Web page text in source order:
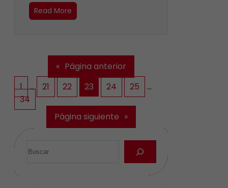
Read More
« Página anterior
1
… 21 22 23 24 25
…
34
Página siguiente »